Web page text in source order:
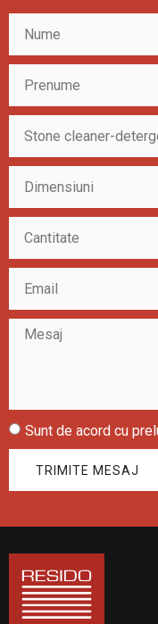
Sunt de acord cu
TRIMITE MESAJ